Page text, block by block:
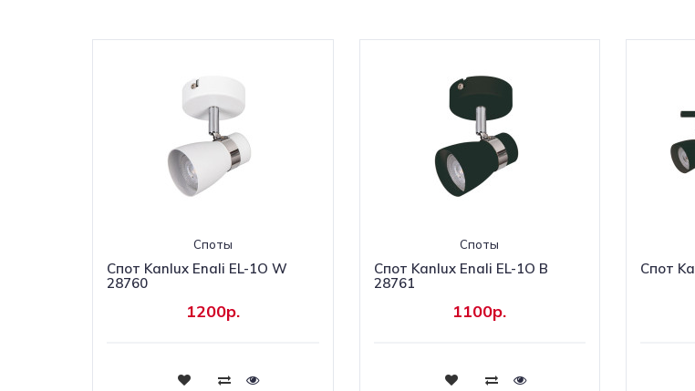
Споты
Cпот Kanlux Enali EL-1O W
28760
1200р.
Купить
Споты
Спот Kanlux Enali EL-1O B
28761
1100р.
Купить
Cпот